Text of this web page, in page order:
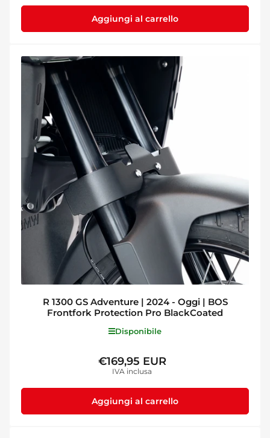
Aggiungi al carrello
R 1300 GS Adventure | 2024 - Oggi | BOS
Frontfork Protection Pro BlackCoated
Disponibile
Prezzo
standard
€169,95 EUR
IVA inclusa
Aggiungi al carrello